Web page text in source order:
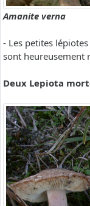
Amanite verna
- Les petites
sont heureusement
Deux Lepiota